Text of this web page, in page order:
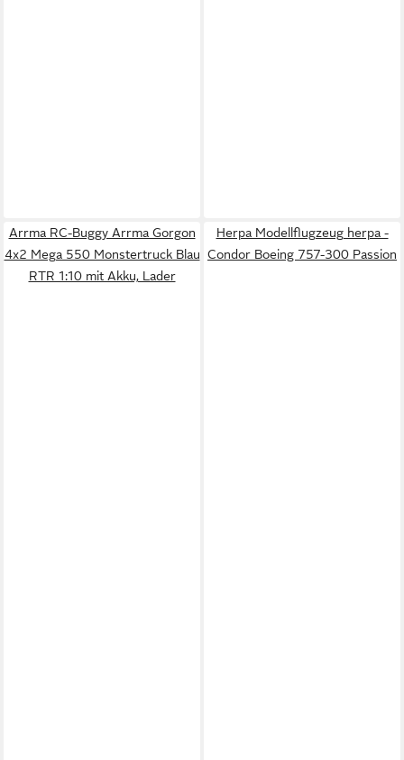
Arrma RC-Buggy Arrma Gorgon
4x2 Mega 550 Monstertruck Blau
RTR 1:10 mit Akku, Lader
Herpa Modellflugzeug herpa -
Condor Boeing 757-300 Passion